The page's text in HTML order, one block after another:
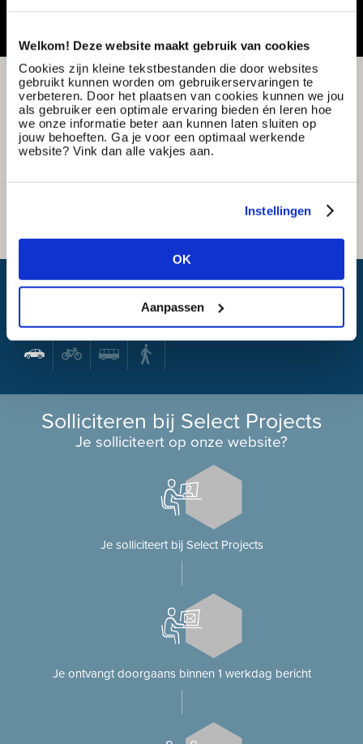
Welkom! Deze website maakt gebruik van cookies
Cookies zijn kleine tekstbestanden die door websites
gebruikt kunnen worden om gebruikerservaringen te
verbeteren. Door het plaatsen van cookies kunnen we jou
als gebruiker een optimale ervaring bieden én leren hoe
we onze informatie beter aan kunnen laten sluiten op
jouw behoeften. Ga je voor een optimaal werkende
website? Vink dan alle vakjes aan.
Instellingen
OK
Aanpassen
Wat is mijn reistijd?
Solliciteren bij Select Projects
Je solliciteert op onze website?
Je solliciteert bij Select Projects
Je ontvangt doorgaans binnen 1 werkdag bericht